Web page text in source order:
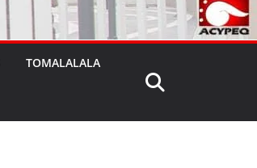
TOMALALALA